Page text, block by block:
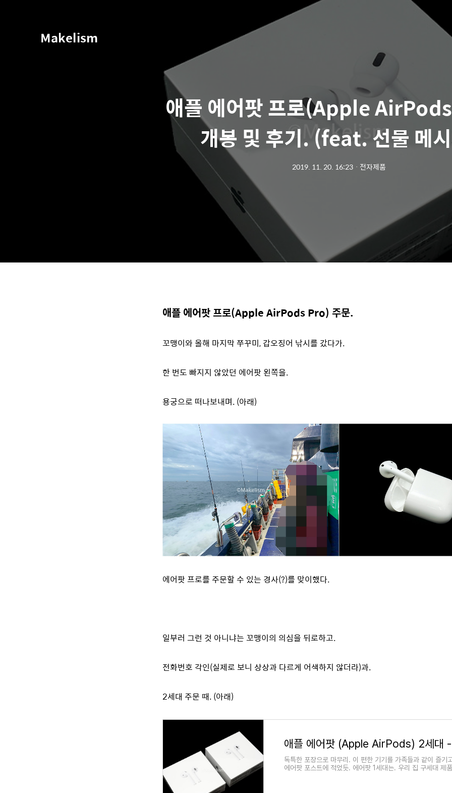
Makelism
애플 에어팟 프로(Apple
개봉 및 후기. (feat. 선물 메
2019. 11. 20. 16:23 ㆍ 전자제품
애플 에어팟 프로(Apple AirPods Pro) 주문.
꼬맹이와 올해 마지막 쭈꾸미, 갑오징어 낚시를 갔다가.
한 번도 빠지지 않았던 에어팟 왼쪽을.
용궁으로 떠나보내며. (아래)
에어팟 프로를 주문할 수 있는 경사(?)를 맞이했다.
일부러 그런 것 아니냐는 꼬맹이의 의심을 뒤로하고.
전화번호 각인(실제로 보니 상상과 다르게 어색하지 않더라)과.
2세대 주문 때. (아래)
독특한 포장으로 마무리. 이 편한 기기를 가족들과 같이 즐기
에어팟 포스트에 적었듯. 에어팟 1세대는. 우리 집 구세대 제